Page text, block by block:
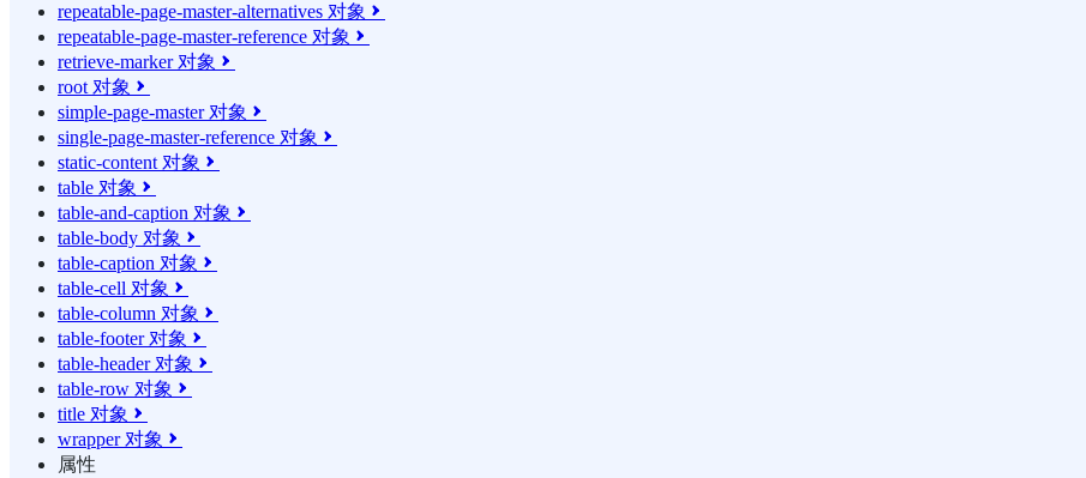
repeatable-page-master-alternatives 对象 
repeatable-page-master-reference 对象 
retrieve-marker 对象 
root 对象 
simple-page-master 对象 
single-page-master-reference 对象 
static-content 对象 
table 对象 
table-and-caption 对象 
table-body 对象 
table-caption 对象 
table-cell 对象 
table-column 对象 
table-footer 对象 
table-header 对象 
table-row 对象 
title 对象 
wrapper 对象 
属性